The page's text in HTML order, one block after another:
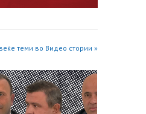
теми во Видео стории »